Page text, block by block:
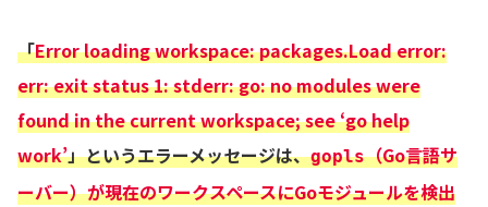
「Error loading workspace: packages.Load error:
err: exit status 1: stderr: go: no modules were
found in the current workspace; see ‘go help
work’」というエラーメッセージは、gopls（Go言語サ
ーバー）が現在のワークスペースにGoモジュールを検出